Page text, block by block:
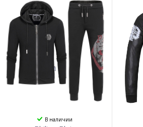
В наличии